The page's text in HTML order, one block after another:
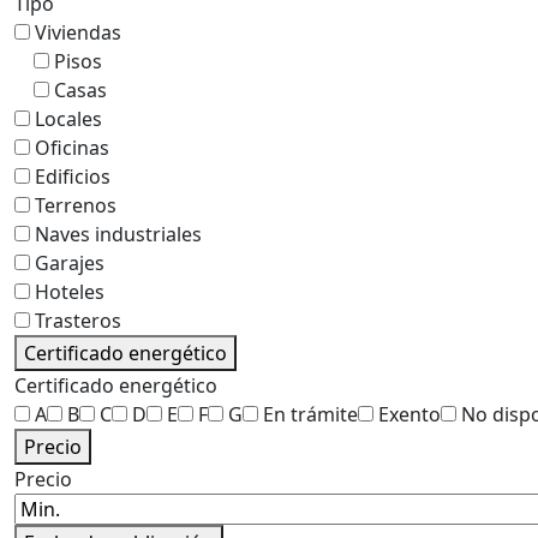
Viviendas
Pisos
Casas
Locales
Oficinas
Edificios
Terrenos
Naves industriales
Garajes
Hoteles
Trasteros
Certificado energético
Certificado energético
A
B C D E F G En trámite Exento
No
Precio
Precio